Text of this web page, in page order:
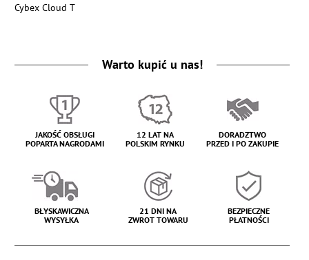
Cybex Cloud T
Warto kupić u nas!
JAKOŚĆ OBSŁUGI
POPARTA NAGRODAMI
12 LAT NA
POLSKIM RYNKU
DORADZTWO
PRZED I PO ZAKUPIE
BŁYSKAWICZNA
WYSYŁKA
21 DNI NA
ZWROT TOWARU
BEZPIECZNE
PŁATNOŚCI